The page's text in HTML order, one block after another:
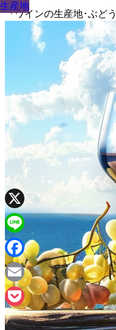
『ワインの生産地･ぶど
生産地
生産地
生産地
生産地
生産地
生産地
生産地
生産地
生産地
X
Line
Facebook
Email
Pocket